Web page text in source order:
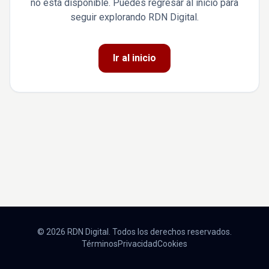
no está disponible. Puedes regresar al inicio para
seguir explorando RDN Digital.
Ir al inicio
© 2026 RDN Digital. Todos los derechos reservados.
TérminosPrivacidadCookies